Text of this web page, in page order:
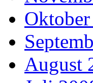
August